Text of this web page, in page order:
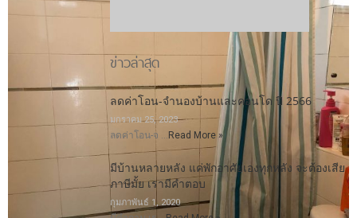
ข่าวล่าสุด
ลดค่าโอน-จำนองบ้านและคอนโด ปี 2566
มกราคม 25, 2023
ลดค่าโอน-จ … Read More »
มีบ้านหลายหลัง แค่พักอาศัยเองทุกหลัง จะต้องเสีย
ภาษีมั้ย เรามีคำตอบ
กุมภาพันธ์ 1, 2020